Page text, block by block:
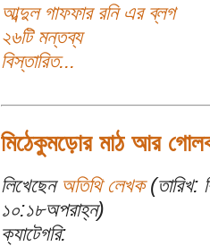
আব্দুল গাফফার রনি এর ব্লগ
২৬টি মন্তব্য
বিস্তারিত...
মিঠেকুমড়োর মাঠ আর
লিখেছেন অতিথি লেখক(তারিখ:
১০:১৮অপরাহ্ন)
ক্যাটেগরি: